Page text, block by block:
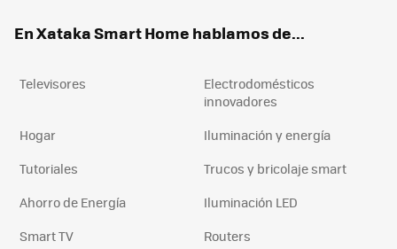
En Xataka Smart Home hablamos de...
Televisores
Electrodomésticos
innovadores
Hogar
Iluminación y energía
Tutoriales
Trucos y bricolaje smart
Ahorro de Energía
Iluminación LED
Smart TV
Routers